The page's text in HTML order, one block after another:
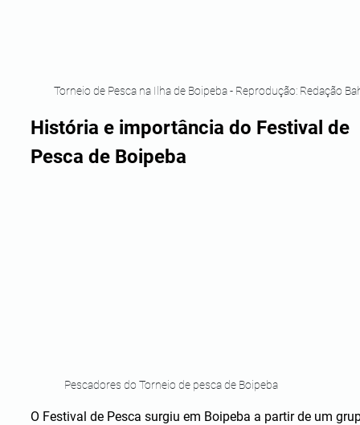
Torneio de Pesca na Ilha de Boipeba - Reprodução: Redação
História e importância do Festival de
Pesca de Boipeba
Pescadores do Torneio de pesca de Boipeba
O Festival de Pesca surgiu em Boipeba a partir de um